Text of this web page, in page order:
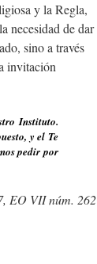
y la Regla,
necesidad de dar
sino a través
invitación
Instituto.
y el Te
pedir por
EO VII núm. 262